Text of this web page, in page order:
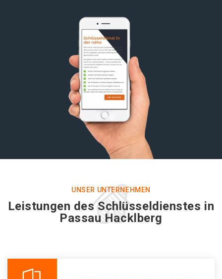
UNSER UNTERNEHMEN
Leistungen des Schlüsseldienstes in
Passau Hacklberg